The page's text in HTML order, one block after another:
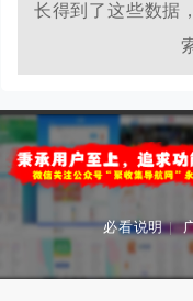
长得到了这些数据
必看说明 |